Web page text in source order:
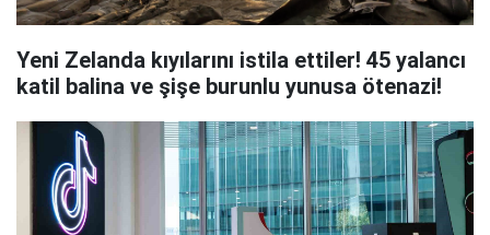
Yeni Zelanda kıyılarını istila ettiler! 45 yalancı
katil balina ve şişe burunlu yunusa ötenazi!